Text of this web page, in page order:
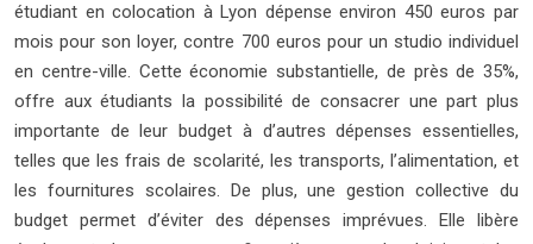
étudiant en colocation à Lyon dépense environ 450 euros par
mois pour son loyer, contre 700 euros pour un studio individuel
en centre-ville. Cette économie substantielle, de près de 35%,
offre aux étudiants la possibilité de consacrer une part plus
importante de leur budget à d’autres dépenses essentielles,
telles que les frais de scolarité, les transports, l’alimentation, et
les fournitures scolaires. De plus, une gestion collective du
budget permet d’éviter des dépenses imprévues. Elle libère